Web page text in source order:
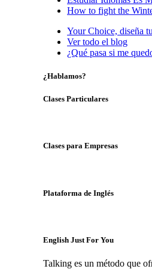
How to fight the
Your Choice, diseña
Ver todo el blog
¿Qué pasa si me
¿Hablamos?
Clases Particulares
Clases para Empresas
Plataforma de Inglés
English Just For You
Talking es un método que